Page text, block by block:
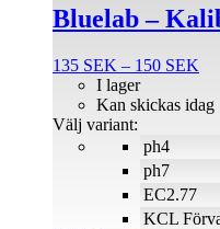
Bluelab –
135 SEK – 150 SEK
till
ph4
ph7
EC2.77
KCL
I lager
Kan skickas idag
Välj variant:
produkten
har
varianter.
olika
alternativen